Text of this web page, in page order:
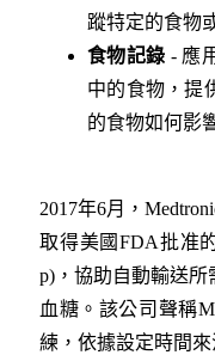
蹤特定的食物
食物記錄 - 應
中的食物，提
的食物如何影
2017年6月，
取得美國FDA批准
p)，協助自動輸送
血糖。該公司聲稱
練，依據設定時間